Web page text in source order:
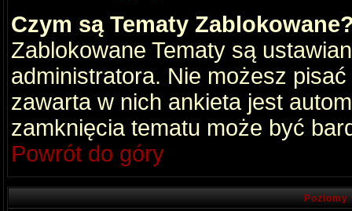
Czym są Tematy
Zablokowane Tematy są
administratora. Nie możesz
zawarta w nich ankieta jest
zamknięcia tematu może być
Powrót do góry